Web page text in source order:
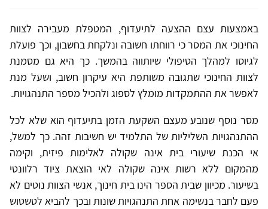
באמצעות עצם ההצעה לתיעדוף, המטפלת מעבירה לצוות
החינוכי את המסר כי רווחתו חשובה ונלקחת בחשבון, וכך פועלת
לגיוסו למהלך הטיפולי שיותווה בהמשך. כך היא גם מסמנת
לצוות החינוכי שתגובה משותפת היא עיקרון חשוב, ושעל מנת
לאפשר את ההתמקדות מומלץ לספוג ולהכיל מספר התנהגויות.
מסר נוסף שנובע מעצם השקעת הזמן בתיעדוף הוא שלא לכל
ההתנהגויות השליליות של התלמיד יש חשיבות זהה. כך למשל,
אי הכנת שיעורי בית אינה שקולה לאלימות פיזית, וקימה
מהמקום ללא רשות אינה שקולה לאי הוצאת ציוד רלוונטי
בשיעור. מכיוון שבית הספר הינו בית חינוך, אנשי הצוות נוטים לא
פעם לחבר בנשימה אחת התנהגויות שונות ובכך להביא לטשטוש